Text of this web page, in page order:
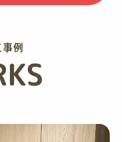
例